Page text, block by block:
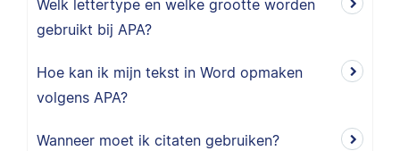
Welk lettertype en welke grootte worden
gebruikt bij APA?
Hoe kan ik mijn tekst in Word opmaken
volgens APA?
Wanneer moet ik citaten gebruiken?